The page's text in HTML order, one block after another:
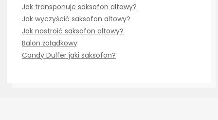
Jak transponuje saksofon altowy?
Jak wyczyścić saksofon altowy?
Jak nastroić saksofon altowy?
Balon żołądkowy
Candy Dulfer jaki saksofon?